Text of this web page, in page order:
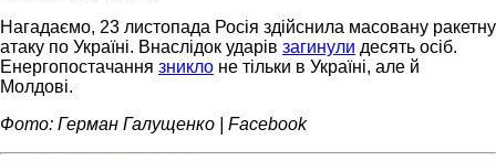
Нагадаємо, 23 листопада Росія здійснила масовану ракетну
атаку по Україні. Внаслідок ударів загинули десять осіб.
Енергопостачання зникло не тільки в Україні, але й
Молдові.
Фото: Герман Галущенко | Facebook